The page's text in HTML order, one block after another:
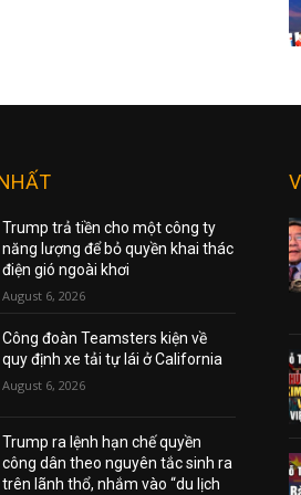
Trump trả tiền cho một công ty
năng lượng để bỏ quyền khai thác
điện gió ngoài khơi
August 6, 2026
Công đoàn Teamsters kiện về
quy định xe tải tự lái ở California
August 6, 2026
Trump ra lệnh hạn chế quyền
công dân theo nguyên tắc sinh ra
trên lãnh thổ, nhắm vào “du lịch